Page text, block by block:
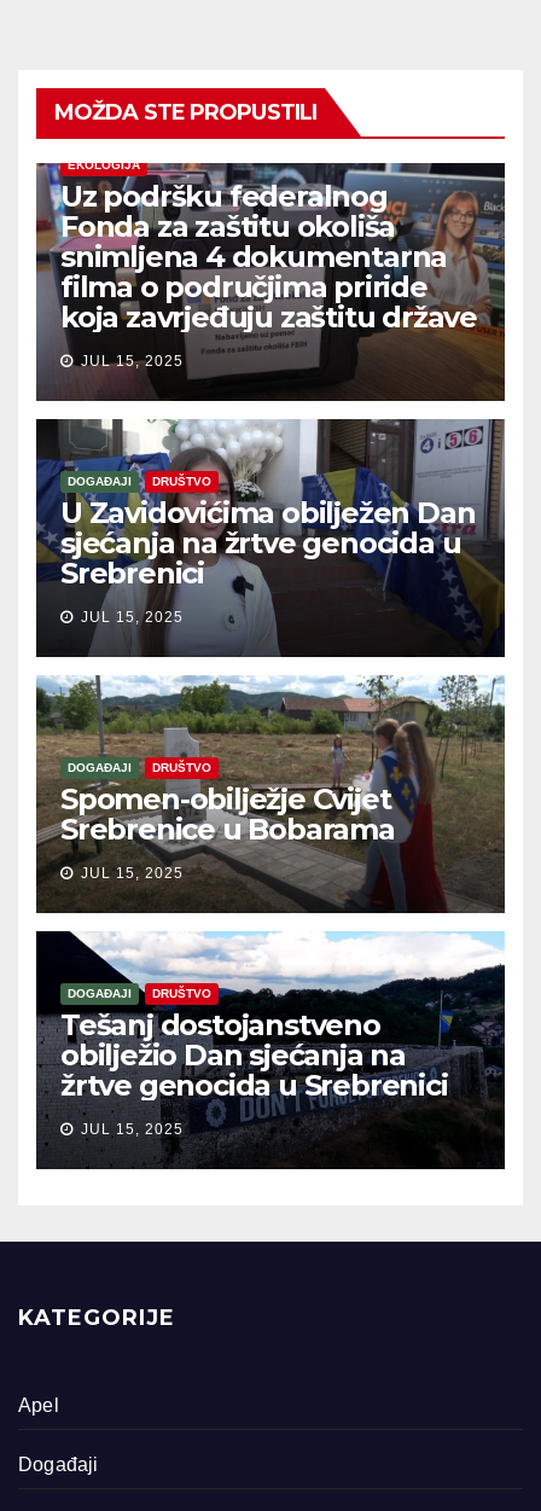
MOŽDA STE PROPUSTILI
EKOLOGIJA
Uz podršku federalnog
Fonda za zaštitu okoliša
snimljena 4 dokumentarna
filma o područjima priride
koja zavrjeđuju zaštitu države
JUL 15, 2025
DOGAĐAJI DRUŠTVO
U Zavidovićima obilježen Dan
sjećanja na žrtve genocida u
Srebrenici
JUL 15, 2025
DOGAĐAJI DRUŠTVO
Spomen-obilježje Cvijet
Srebrenice u Bobarama
JUL 15, 2025
DOGAĐAJI DRUŠTVO
Tešanj dostojanstveno
obilježio Dan sjećanja na
žrtve genocida u Srebrenici
JUL 15, 2025
KATEGORIJE
Apel
Događaji